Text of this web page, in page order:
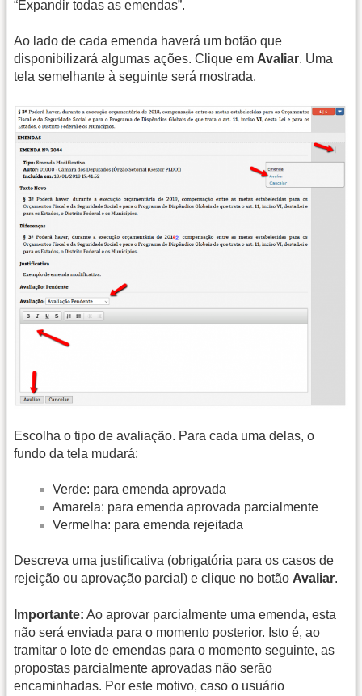
“Expandir todas as emendas”.
Ao lado de cada emenda haverá um botão que
disponibilizará algumas ações. Clique em Avaliar. Uma
tela semelhante à seguinte será mostrada.
Escolha o tipo de avaliação. Para cada uma delas, o
fundo da tela mudará:
Verde: para emenda aprovada
Amarela: para emenda aprovada parcialmente
Vermelha: para emenda rejeitada
Descreva uma justificativa (obrigatória para os casos de
rejeição ou aprovação parcial) e clique no botão Avaliar.
Importante: Ao aprovar parcialmente uma emenda, esta
não será enviada para o momento posterior. Isto é, ao
tramitar o lote de emendas para o momento seguinte, as
propostas parcialmente aprovadas não serão
encaminhadas. Por este motivo, caso o usuário